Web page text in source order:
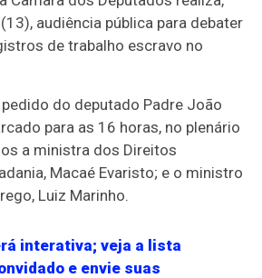
audiência pública para debater
de trabalho escravo no
do deputado Padre João
para as 16 horas, no plenário
a ministra dos Direitos
Macaé Evaristo; e o ministro
Luiz Marinho.
interativa; veja a lista
e envie suas